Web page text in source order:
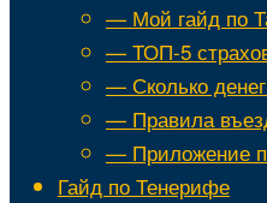
— Мой гайд по
— ТОП-5
— Сколько
— Правила
— Приложение
Гайд по Тенерифе